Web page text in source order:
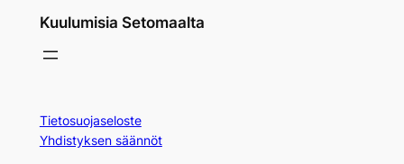
Kuulumisia Setomaalta
Tietosuojaseloste
Yhdistyksen säännöt